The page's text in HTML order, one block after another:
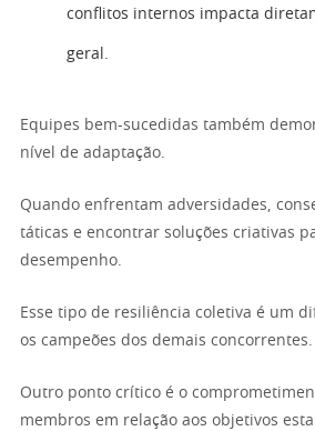
conflitos internos impacta
geral.
Equipes bem-sucedidas também
nível de adaptação.
Quando enfrentam adversidades,
táticas e encontrar soluções criativas
desempenho.
Esse tipo de resiliência coletiva é um
os campeões dos demais concorrentes.
Outro ponto crítico é o
membros em relação aos objetivos